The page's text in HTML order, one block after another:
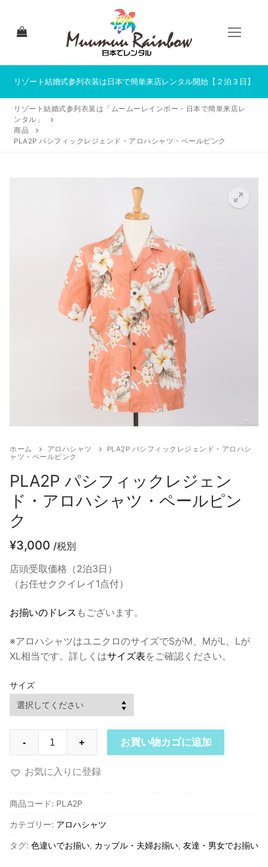
ツ
ス
リゾート結婚式参列衣装は日本で簡単来店レンタル開始【２泊３日】
HOME
来店レンタルについて
来店レンタル商品一覧
お客様の声
アクセス
お問い合わせ
宅配レンタル
リゾート結婚式参列衣装は「ムームーレインボー・日本で簡単来店レ
ンタル」
商品
PLA2P パシフィックレジェンド・アロハシャツ・ペールピンク
ホーム アロハシャツ
PLA2P パシフィックレジェンド・アロハシ
ャツ・ペールピンク
PLA2P パシフィックレジェン
ド・アロハシャツ・ペールピン
ク
¥3,000 /税別
店頭受取価格（2泊3日）
（お任せククイレイ1点付）
お揃いのドレス もございます。
※アロハシャツはユニクロのサイズでSがM、MがL、Lが
XL相当です。詳しくはサイズ表をご確認ください。
サイズ
フ
ッ
ク
レ
- + お買い物カゴに追加
お気に入りに登録
商品コード: PLA2P
カテゴリー: アロハシャツ
タグ: 色違いでお揃い, カップル・夫婦お揃い, 友達・男女でお揃い